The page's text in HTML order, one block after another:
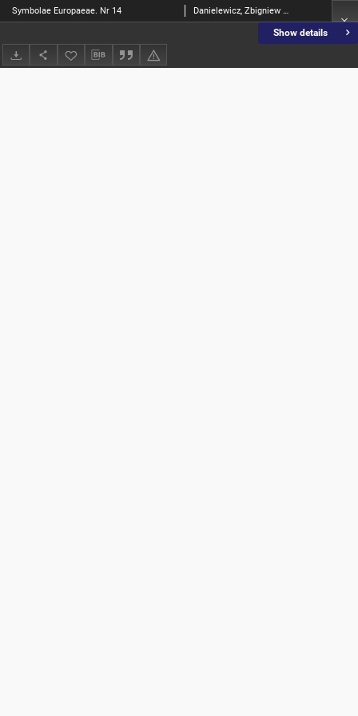
Show details
Symbolae Europaeae. Nr 14 Danielewicz, Zbigniew [Red.]